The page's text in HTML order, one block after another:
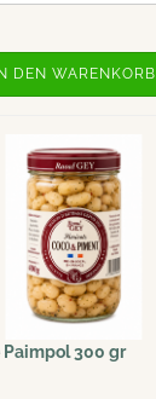
DEN WARENKORB
Paimpol 300 gr